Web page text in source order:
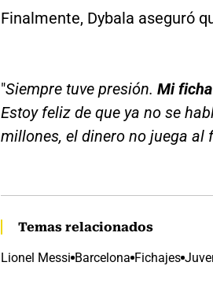
Finalmente, Dybala aseguró
"Siempre tuve presión. Mi
Estoy feliz de que ya no se
millones, el dinero no juega al
Temas relacionados
Lionel Messi Barcelona Fichajes